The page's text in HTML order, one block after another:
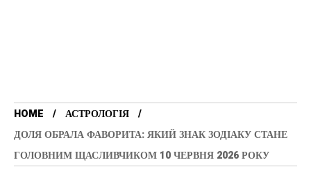
HOME
АСТРОЛОГІЯ
ДОЛЯ ОБРАЛА ФАВОРИТА: ЯКИЙ ЗНАК ЗОДІАКУ СТАНЕ
ГОЛОВНИМ ЩАСЛИВЧИКОМ 10 ЧЕРВНЯ 2026 РОКУ